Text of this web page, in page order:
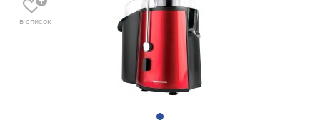
в список